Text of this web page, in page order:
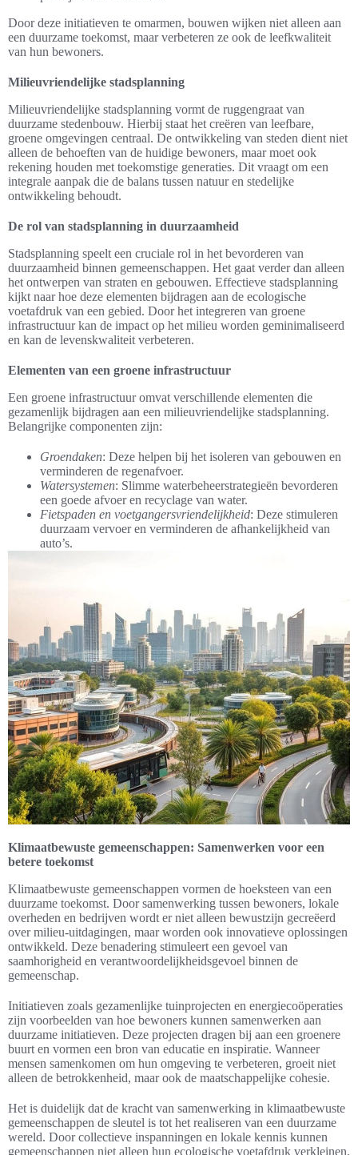
Door deze initiatieven te omarmen, bouwen wijken niet alleen aan
een duurzame toekomst, maar verbeteren ze ook de leefkwaliteit
van hun bewoners.
Milieuvriendelijke stadsplanning
Milieuvriendelijke stadsplanning vormt de ruggengraat van
duurzame stedenbouw. Hierbij staat het creëren van leefbare,
groene omgevingen centraal. De ontwikkeling van steden dient niet
alleen de behoeften van de huidige bewoners, maar moet ook
rekening houden met toekomstige generaties. Dit vraagt om een
integrale aanpak die de balans tussen natuur en stedelijke
ontwikkeling behoudt.
De rol van stadsplanning in duurzaamheid
Stadsplanning speelt een cruciale rol in het bevorderen van
duurzaamheid binnen gemeenschappen. Het gaat verder dan alleen
het ontwerpen van straten en gebouwen. Effectieve stadsplanning
kijkt naar hoe deze elementen bijdragen aan de ecologische
voetafdruk van een gebied. Door het integreren van groene
infrastructuur kan de impact op het milieu worden geminimaliseerd
en kan de levenskwaliteit verbeteren.
Elementen van een groene infrastructuur
Een groene infrastructuur omvat verschillende elementen die
gezamenlijk bijdragen aan een milieuvriendelijke stadsplanning.
Belangrijke componenten zijn:
Groendaken: Deze helpen bij het isoleren van gebouwen en
verminderen de regenafvoer.
Watersystemen: Slimme waterbeheerstrategieën bevorderen
een goede afvoer en recyclage van water.
Fietspaden en voetgangersvriendelijkheid: Deze stimuleren
duurzaam vervoer en verminderen de afhankelijkheid van
auto’s.
Klimaatbewuste gemeenschappen: Samenwerken voor een
betere toekomst
Klimaatbewuste gemeenschappen vormen de hoeksteen van een
duurzame toekomst. Door samenwerking tussen bewoners, lokale
overheden en bedrijven wordt er niet alleen bewustzijn gecreëerd
over milieu-uitdagingen, maar worden ook innovatieve oplossingen
ontwikkeld. Deze benadering stimuleert een gevoel van
saamhorigheid en verantwoordelijkheidsgevoel binnen de
gemeenschap.
Initiatieven zoals gezamenlijke tuinprojecten en energiecoöperaties
zijn voorbeelden van hoe bewoners kunnen samenwerken aan
duurzame initiatieven. Deze projecten dragen bij aan een groenere
buurt en vormen een bron van educatie en inspiratie. Wanneer
mensen samenkomen om hun omgeving te verbeteren, groeit niet
alleen de betrokkenheid, maar ook de maatschappelijke cohesie.
Het is duidelijk dat de kracht van samenwerking in klimaatbewuste
gemeenschappen de sleutel is tot het realiseren van een duurzame
wereld. Door collectieve inspanningen en lokale kennis kunnen
gemeenschappen niet alleen hun ecologische voetafdruk verkleinen,